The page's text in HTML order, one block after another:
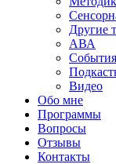
Другие
АВА
События
Видео
Обо мне
Программы
Вопросы
Отзывы
Контакты